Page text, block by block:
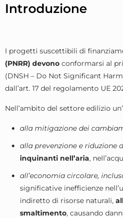
Introduzione
I progetti suscettibili di
(PNRR) devono conformarsi al
(DNSH – Do Not Significant
dall’art. 17 del regolamento UE
Nell’ambito del settore edilizio
alla mitigazione dei
alla prevenzione e riduzione
inquinanti nell’aria,
all’economia circolare,
significative inefficienze
indiretto di risorse naturali,
smaltimento, causando